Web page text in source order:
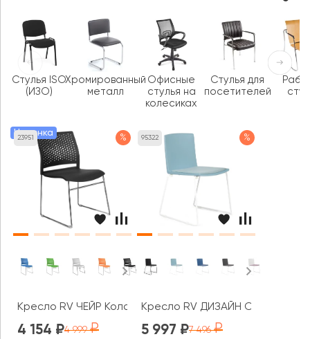
23951
Новинка %
Кресло RV ЧЕЙР Колор / Color (D918)
4 154 4 999
95322 %
Кресло RV ДИЗАЙН Симпл /
5 997 7 496
Стулья ISO
(ИЗО)
Хромированный
металл
Офисные
стулья на
колесиках
Стулья для
посетителей